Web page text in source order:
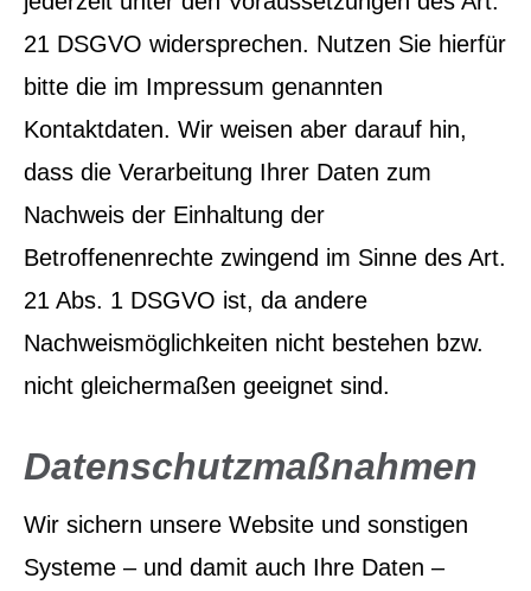
21 DSGVO widersprechen. Nutzen Sie hierfür
bitte die im Impressum genannten
Kontaktdaten. Wir weisen aber darauf hin,
dass die Verarbeitung Ihrer Daten zum
Nachweis der Einhaltung der
Betroffenenrechte zwingend im Sinne des Art.
21 Abs. 1 DSGVO ist, da andere
Nachweismöglichkeiten nicht bestehen bzw.
nicht gleichermaßen geeignet sind.
Datenschutzmaßnahmen
Wir sichern unsere Website und sonstigen
Systeme – und damit auch Ihre Daten –